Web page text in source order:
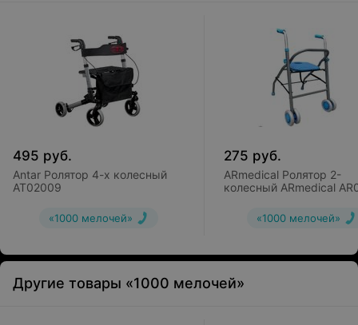
495 руб.
Antar Ролятор 4-х колесный
AT02009
«1000 мелочей»
275 руб.
ARmedical Ролятор 2-
колесный ARmedical
«1000 мелочей»
Другие товары «1000 мелочей»